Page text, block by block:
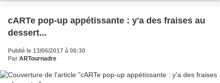
cARTe pop-up appétissante : y'a des fraises au
dessert...
Publié le 13/06/2017 à 06:30
Par ARTournadre